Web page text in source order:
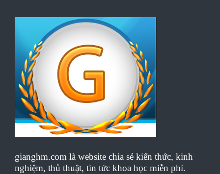
gianghm.com là website chia sẻ kiến thức, kinh
nghiệm, thủ thuật, tin tức khoa học miễn phí.